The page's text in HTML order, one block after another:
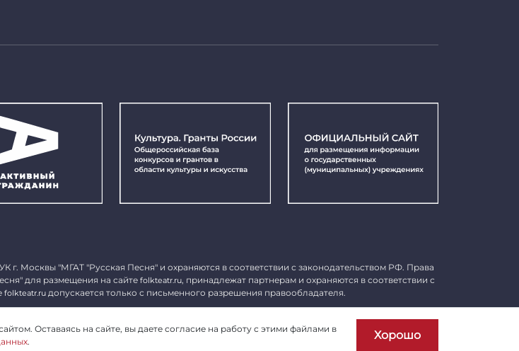
г. Москвы "МГАТ "Русская Песня" и охраняются в соответствии с законодательством РФ. Права
для размещения на сайте folkteatr.ru, принадлежат партнерам и охраняются в соответствии с
folkteatr.ru допускается только с письменного разрешения правообладателя.
Пользовательское соглашение
Оставаясь на сайте, вы даете согласие на работу с этими файлами в
. Хорошо